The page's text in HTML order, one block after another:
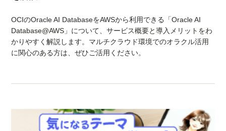
OCIのOracle AI DatabaseをAWSから利用できる「Oracle AI
Database@AWS」について、サービス概要と導入メリットをわ
かりやすく解説します。マルチクラウド環境でのオラクル活用
に関心のある方は、ぜひご活用ください。